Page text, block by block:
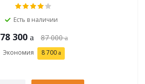
Есть в наличии
78 300 87 000
Экономия 8 700